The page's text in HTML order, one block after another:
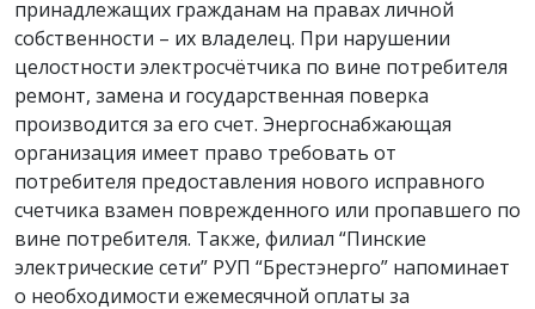
принадлежащих гражданам на правах личной
собственности – их владелец. При нарушении
целостности электросчётчика по вине потребителя
ремонт, замена и государственная поверка
производится за его счет. Энергоснабжающая
организация имеет право требовать от
потребителя предоставления нового исправного
счетчика взамен поврежденного или пропавшего по
вине потребителя. Также, филиал “Пинские
электрические сети” РУП “Брестэнерго” напоминает
о необходимости ежемесячной оплаты за